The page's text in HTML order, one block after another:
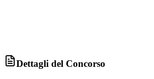
Dettagli del Concorso